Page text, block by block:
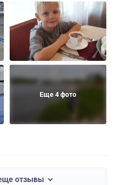
Еще 4 фото
отзывы